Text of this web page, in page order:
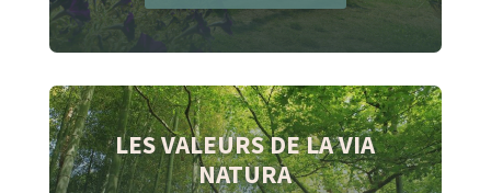
LES VALEURS DE LA VIA
NATURA